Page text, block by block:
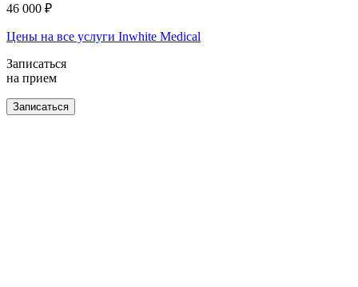
46 000 ₽
Цены на все услуги Inwhite Medical
Записаться
на прием
Записаться